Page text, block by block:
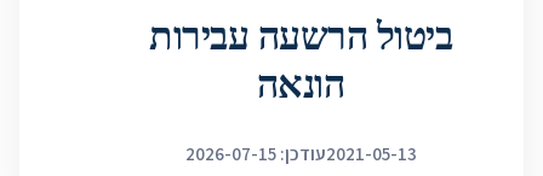
ביטול הרשעה עבירות
הונאה
2021-05-13עודכן: 2026-07-15